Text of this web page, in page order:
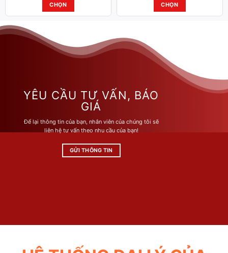
CHỌN
Sản
có
nhiều
Các
có
thể
được
chọn
CHỌN
Sản
nhiều
biến
thể.
YÊU CẦU TƯ VẤN, BÁO
GIÁ
Để lại thông tin của bạn, nhân viên của chúng tôi sẽ
liên hệ tư vấn theo nhu cầu của bạn!
GỬI THÔNG TIN